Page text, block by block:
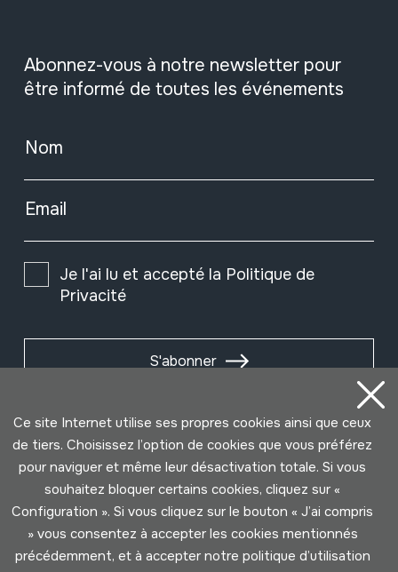
Abonnez-vous à notre newsletter pour
être informé de toutes les événements
Nom
Email
Je l'ai lu et accepté la Politique de
Privacité
S'abonner
Ce site Internet utilise ses propres cookies ainsi que ceux
de tiers. Choisissez l’option de cookies que vous préférez
pour naviguer et même leur désactivation totale. Si vous
souhaitez bloquer certains cookies, cliquez sur «
Configuration ». Si vous cliquez sur le bouton « J’ai compris
» vous consentez à accepter les cookies mentionnés
précédemment, et à accepter notre politique d’utilisation